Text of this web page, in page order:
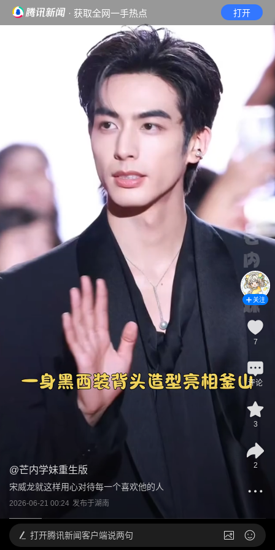
· 获取全网一手热点 打开
@芒内学妹重生版
宋威龙就这样用心对待每一个喜欢他的人
2026-06-21 00:24 发布于湖南
关注
7
评论
3
2
打开腾讯新闻客户端说两句